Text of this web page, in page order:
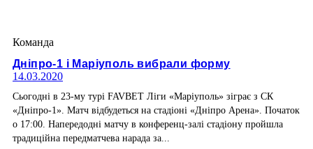
Команда
Дніпро-1 і Маріуполь вибрали форму
14.03.2020
Сьогодні в 23-му турі FAVBET Ліги «Маріуполь» зіграє з СК
«Дніпро-1». Матч відбудеться на стадіоні «Дніпро Арена». Початок
о 17:00. Напередодні матчу в конференц-залі стадіону пройшла
традиційна передматчева нарада за...